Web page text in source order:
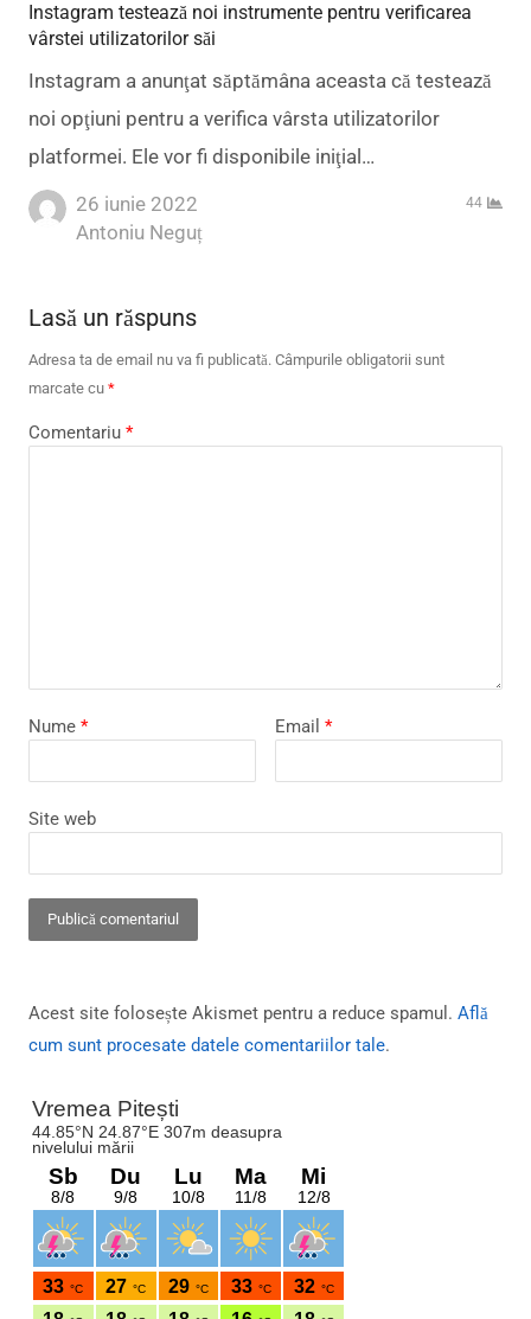
Instagram testează noi instrumente pentru verificarea
vârstei utilizatorilor săi
Instagram a anunţat săptămâna aceasta că testează
noi opţiuni pentru a verifica vârsta utilizatorilor
platformei. Ele vor fi disponibile iniţial…
26 iunie 2022
Author
Antoniu Neguț
44
Lasă un răspuns
Adresa ta de email nu va fi publicată. Câmpurile obligatorii sunt
marcate cu *
Comentariu *
Nume * Email *
Site web
Acest site folosește Akismet pentru a reduce spamul. Află
cum sunt procesate datele comentariilor tale.